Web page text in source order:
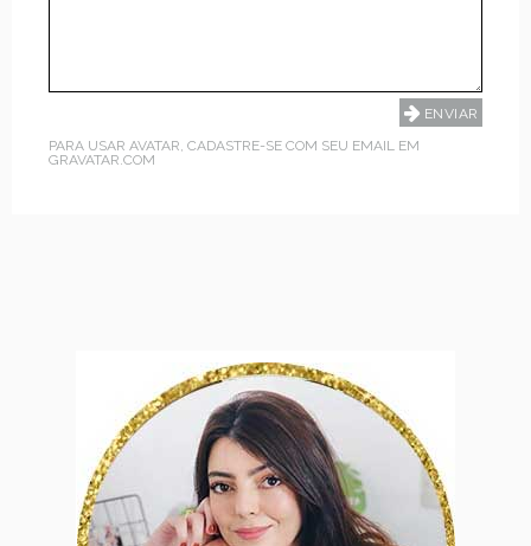
PARA USAR AVATAR, CADASTRE-SE COM SEU EMAIL EM
GRAVATAR.COM